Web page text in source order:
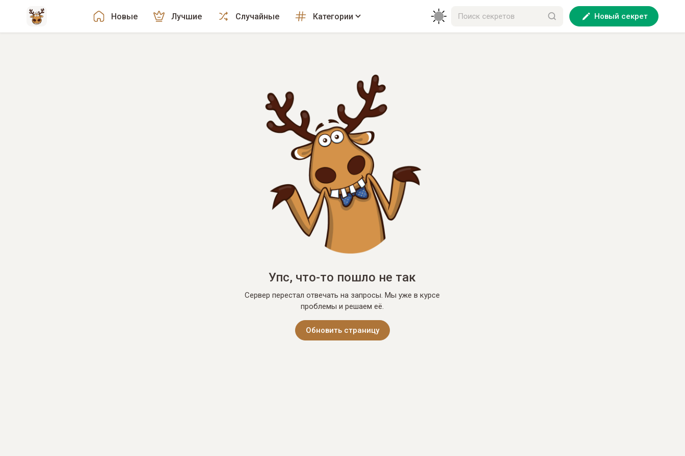
Новые Лучшие Случайные Категории Новый секрет
Упс, что-то пошло не так
Сервер перестал отвечать на запросы. Мы уже в курсе
проблемы и решаем её.
Обновить страницу